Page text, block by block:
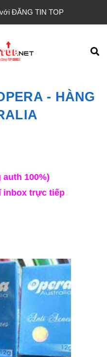
ĐĂNG TIN TOP
- HÀNG
100%)
inbox trực tiếp